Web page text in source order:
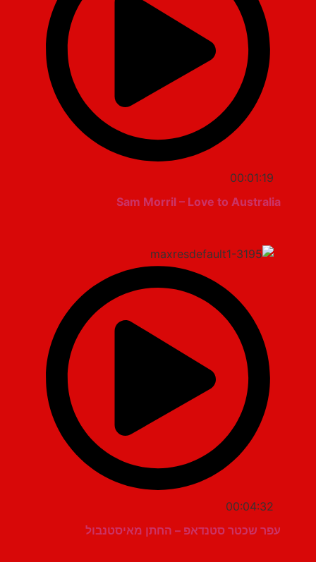
00:01:19
Sam Morril – Love to Australia
00:04:32
עפר שכטר סטנדאפ – החתן מאיסטנבול